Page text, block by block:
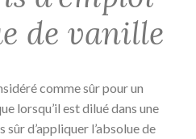
de vanille
comme sûr pour un
lorsqu’il est dilué dans une
sûr d’appliquer l’absolue de